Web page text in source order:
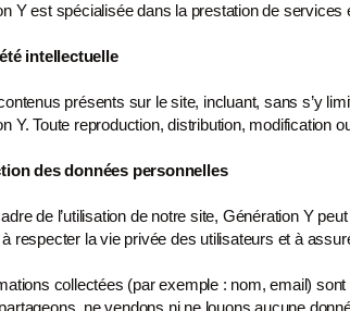
Y est spécialisée dans la prestation de services
intellectuelle
présents sur le site, incluant, sans s’y
Y. Toute reproduction, distribution, modification
des données personnelles
de l’utilisation de notre site, Génération Y
à respecter la vie privée des utilisateurs et à
collectées (par exemple : nom, email)
ne vendons ni ne louons aucune